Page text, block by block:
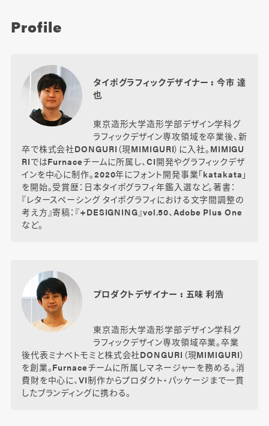
Profile
タイポグラフィックデザイナー : 今市 達
也
東京造形大学造形学部デザイン学科グ
ラフィックデザイン専攻領域を卒業後、新
卒で株式会社DONGURI（現MIMIGURI）に入社。MIMIGU
RIではFurnaceチームに所属し、CI開発やグラフィックデザ
インを中心に制作。2020年にフォント開発事業「katakata」
を開始。受賞歴：日本タイポグラフィ年鑑入選など。著書：
『レタースペーシング タイポグラフィにおける文字間調整の
考え方』寄稿：『+DESIGNING』vol.50、Adobe Plus One
など。
プロダクトデザイナー : 五味 利浩
東京造形大学造形学部デザイン学科グ
ラフィックデザイン専攻領域卒業。卒業
後代表ミナベトモミと株式会社DONGURI（現MIMIGURI）
を創業。Furnaceチームに所属しマネージャーを務める。消
費財を中心に、VI制作からプロダクト・パッケージまで一貫
したブランディングに携わる。